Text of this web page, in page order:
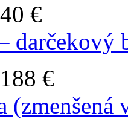
40 €
darčekový
188 €